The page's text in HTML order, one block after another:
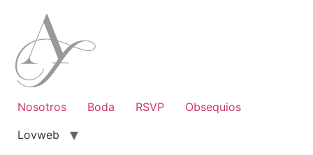
contenido
Nosotros Boda RSVP
Obsequios
Lovweb